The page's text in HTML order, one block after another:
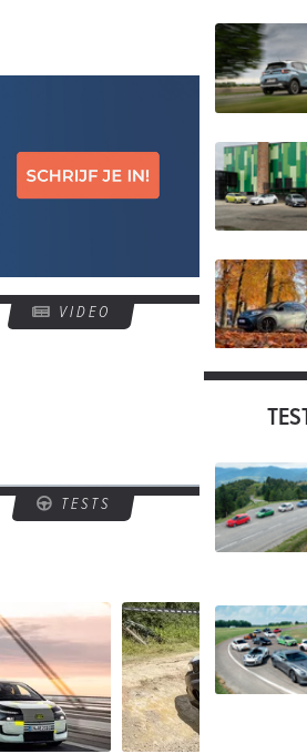
VIDEO
TESTS